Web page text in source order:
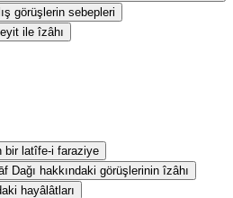
görüşlerin sebepleri
ile îzâhı
bir latîfe-i faraziye
Dağı hakkındaki görüşlerinin îzâhı
hayâlâtları